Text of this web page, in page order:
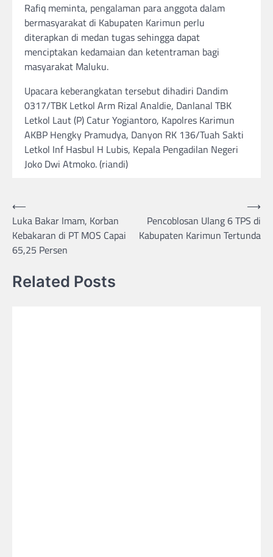
Rafiq meminta, pengalaman para anggota dalam
bermasyarakat di Kabupaten Karimun perlu
diterapkan di medan tugas sehingga dapat
menciptakan kedamaian dan ketentraman bagi
masyarakat Maluku.
Upacara keberangkatan tersebut dihadiri Dandim
0317/TBK Letkol Arm Rizal Analdie, Danlanal TBK
Letkol Laut (P) Catur Yogiantoro, Kapolres Karimun
AKBP Hengky Pramudya, Danyon RK 136/Tuah Sakti
Letkol Inf Hasbul H Lubis, Kepala Pengadilan Negeri
Joko Dwi Atmoko. (riandi)
Post
navigation
⟵
Luka Bakar Imam, Korban
Kebakaran di PT MOS Capai
65,25 Persen
Pencoblosan Ulang 6 TPS di
Kabupaten Karimun Tertunda
⟶
Related Posts